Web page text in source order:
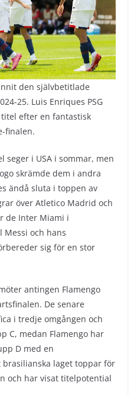
den självbetitlade
25. Luis Enriques PSG
efter en fantastisk
finalen.
seger i USA i sommar, men
skrämde dem i andra
ändå sluta i toppen av
över Atletico Madrid och
de Inter Miami i
Messi och hans
sig för en stor
antingen Flamengo
De senare
i tredje omgången och
C, medan Flamengo har
D med en
laget toppar för
och har visat titelpotential